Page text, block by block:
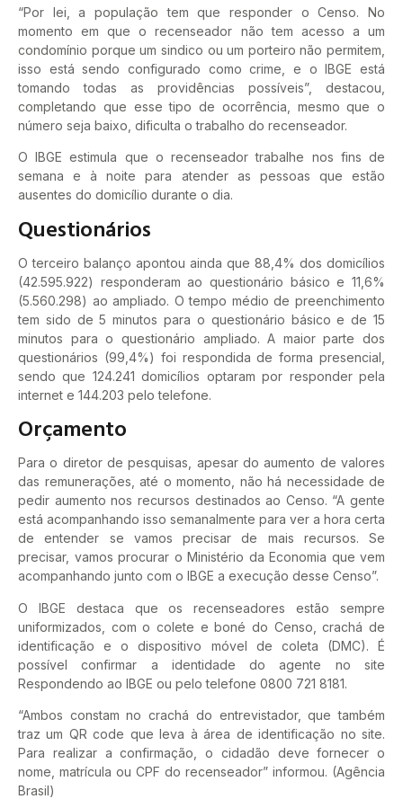
“Por lei, a população tem que responder o Censo. No
momento em que o recenseador não tem acesso a um
condomínio porque um sindico ou um porteiro não permitem,
isso está sendo configurado como crime, e o IBGE está
tomando todas as providências possíveis”, destacou,
completando que esse tipo de ocorrência, mesmo que o
número seja baixo, dificulta o trabalho do recenseador.
O IBGE estimula que o recenseador trabalhe nos fins de
semana e à noite para atender as pessoas que estão
ausentes do domicílio durante o dia.
Questionários
O terceiro balanço apontou ainda que 88,4% dos domicílios
(42.595.922) responderam ao questionário básico e 11,6%
(5.560.298) ao ampliado. O tempo médio de preenchimento
tem sido de 5 minutos para o questionário básico e de 15
minutos para o questionário ampliado. A maior parte dos
questionários (99,4%) foi respondida de forma presencial,
sendo que 124.241 domicílios optaram por responder pela
internet e 144.203 pelo telefone.
Orçamento
Para o diretor de pesquisas, apesar do aumento de valores
das remunerações, até o momento, não há necessidade de
pedir aumento nos recursos destinados ao Censo. “A gente
está acompanhando isso semanalmente para ver a hora certa
de entender se vamos precisar de mais recursos. Se
precisar, vamos procurar o Ministério da Economia que vem
acompanhando junto com o IBGE a execução desse Censo”.
O IBGE destaca que os recenseadores estão sempre
uniformizados, com o colete e boné do Censo, crachá de
identificação e o dispositivo móvel de coleta (DMC). É
possível confirmar a identidade do agente no site
Respondendo ao IBGE ou pelo telefone 0800 721 8181.
“Ambos constam no crachá do entrevistador, que também
traz um QR code que leva à área de identificação no site.
Para realizar a confirmação, o cidadão deve fornecer o
nome, matrícula ou CPF do recenseador” informou. (Agência
Brasil)